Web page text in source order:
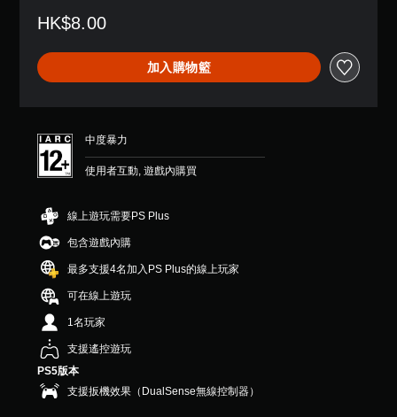
HK$8.00
加入購物籃
中度暴力
使用者互動, 遊戲內購買
線上遊玩需要PS Plus
包含遊戲內購
最多支援4名加入PS Plus的線上玩家
可在線上遊玩
1名玩家
支援遙控遊玩
PS5版本
支援扳機效果（DualSense無線控制器）